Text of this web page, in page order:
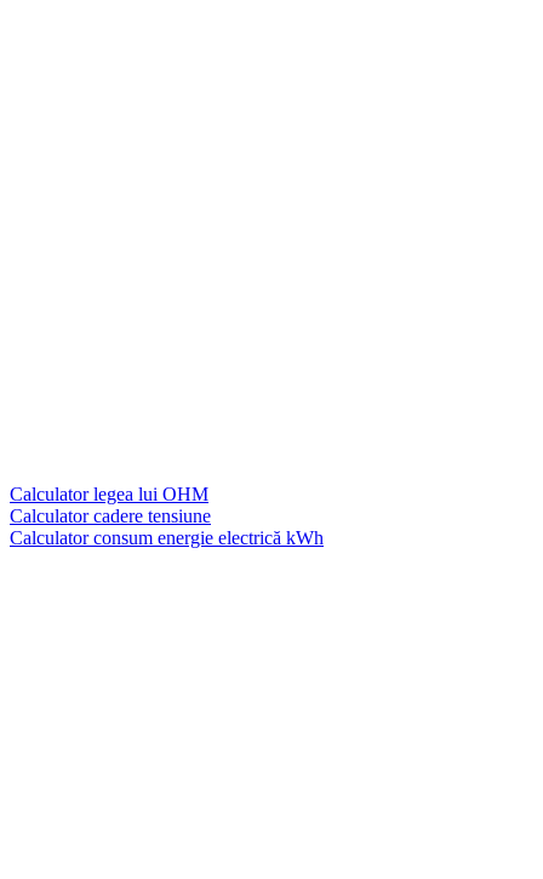
Calculator legea lui OHM
Calculator cadere tensiune
Calculator consum energie electrică kWh